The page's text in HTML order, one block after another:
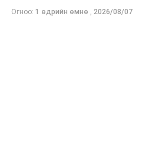
Хур хог цэвэрлэх ажлыг эхлүүллээ
Огноо: 1 өдрийн өмнө , 2026/08/07